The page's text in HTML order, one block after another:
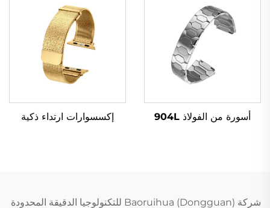
أسورة من الفولاذ 904L إكسسوارات ارتداء ذكية
شركة Baoruihua (Dongguan) للتكنولوجيا الدقيقة المحدودة